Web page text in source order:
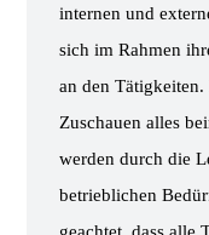
internen und
sich im Rahmen
an den
Zuschauen alles
werden durch die
betrieblichen